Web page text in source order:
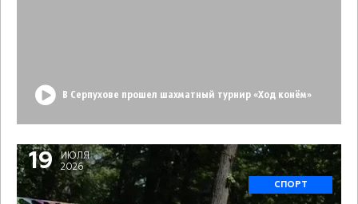
В Серпухове прошел шахматный турнир «Ход конём»
19
ИЮЛЯ
2026
СПОРТ